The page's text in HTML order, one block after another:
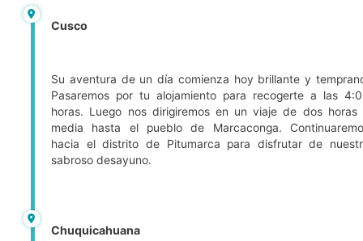
Cusco
Su aventura de un día comienza hoy brillante y
Pasaremos por tu alojamiento para recogerte a las
horas. Luego nos dirigiremos en un viaje de dos horas
media hasta el pueblo de Marcaconga.
hacia el distrito de Pitumarca para disfrutar de
sabroso desayuno.
Chuquicahuana